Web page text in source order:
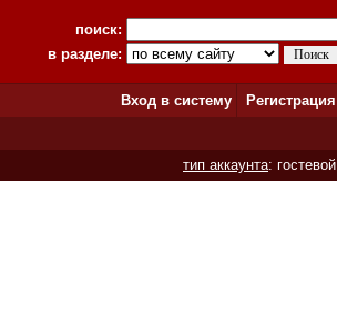
поиск:
в разделе:
Вход в систему
Регистрация
тип аккаунта: гостевой